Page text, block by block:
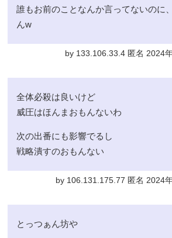
誰もお前のことなんか言ってないのに
んw
by 133.106.33.4 匿名 2024
全体必殺は良いけど
威圧はほんまおもんないわ
次の出番にも影響でるし
戦略潰すのおもんない
by 106.131.175.77 匿名 2024
とっつぁん坊や